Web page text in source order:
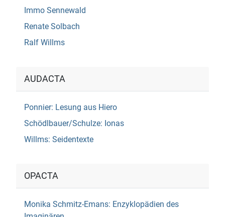
Immo Sennewald
Renate Solbach
Ralf Willms
AUDACTA
Ponnier: Lesung aus Hiero
Schödlbauer/Schulze: Ionas
Willms: Seidentexte
OPACTA
Monika Schmitz-Emans: Enzyklopädien des